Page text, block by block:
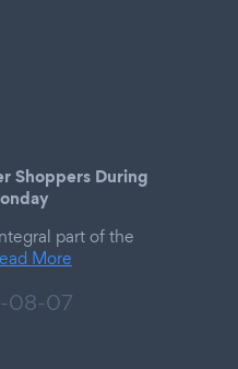
Shoppers During
part of the
More
08-07